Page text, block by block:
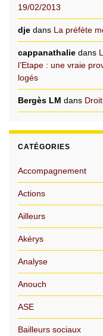
19/02/2013
dje dans La préfète
cappanathalie dans
l’Etape : une vraie
logés
Bergès LM dans
CATÉGORIES
Accompagnement
Actions
Ailleurs
Akérys
Analyse
Anouch
ASE
Bailleurs sociaux